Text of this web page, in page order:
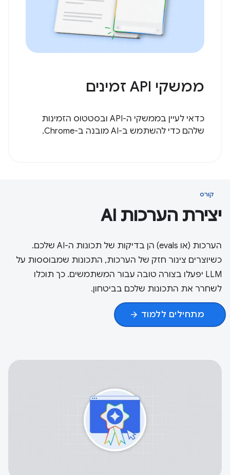
ממשקי API זמינים
כדאי לעיין בממשקי ה-API ובסטטוס הזמינות
שלהם כדי להשתמש ב-AI מובנה ב-Chrome.
קורס
יצירת הערכות AI
הערכות (או evals) הן בדיקות של תכונות ה-AI שלכם.
כשיוצרים צינור חזק של הערכות, התכונות שמבוססות על
LLM יפעלו בצורה טובה עבור המשתמשים. כך תוכלו
לשחרר את התכונות שלכם בביטחון.
מתחילים ללמוד arrow_forward